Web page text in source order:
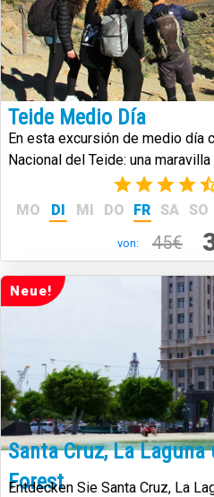
Teide Medio Día
En esta excursión de medio día
Nacional del Teide: una
caracteriza a la isla de Tenerife.
MO DI MI DO FR SA SO
von: 45€
Neue!
Santa Cruz, La
Forest
Entdecken Sie Santa Cruz, La